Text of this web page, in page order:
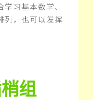
习基本数学、
列，也可以发挥
组